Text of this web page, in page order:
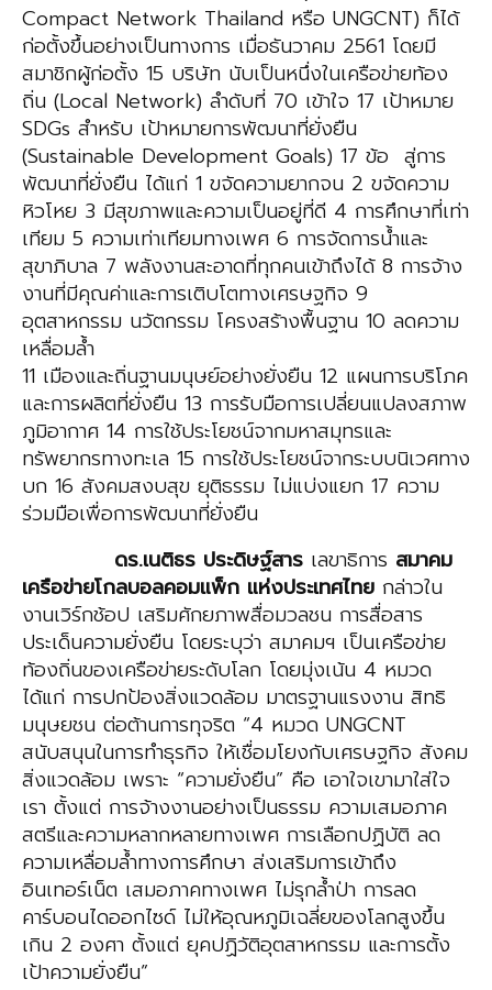
Compact Network Thailand หรือ UNGCNT) ก็ได้
ก่อตั้งขึ้นอย่างเป็นทางการ เมื่อธันวาคม 2561 โดยมี
สมาชิกผู้ก่อตั้ง 15 บริษัท นับเป็นหนึ่งในเครือข่ายท้อง
ถิ่น (Local Network) ลำดับที่ 70 เข้าใจ 17 เป้าหมาย
SDGs สำหรับ เป้าหมายการพัฒนาที่ยั่งยืน
(Sustainable Development Goals) 17 ข้อ สู่การ
พัฒนาที่ยั่งยืน ได้แก่ 1 ขจัดความยากจน 2 ขจัดความ
หิวโหย 3 มีสุขภาพและความเป็นอยู่ที่ดี 4 การศึกษาที่เท่า
เทียม 5 ความเท่าเทียมทางเพศ 6 การจัดการน้ำและ
สุขาภิบาล 7 พลังงานสะอาดที่ทุกคนเข้าถึงได้ 8 การจ้าง
งานที่มีคุณค่าและการเติบโตทางเศรษฐกิจ 9
อุตสาหกรรม นวัตกรรม โครงสร้างพื้นฐาน 10 ลดความ
เหลื่อมล้ำ
11 เมืองและถิ่นฐานมนุษย์อย่างยั่งยืน 12 แผนการบริโภค
และการผลิตที่ยั่งยืน 13 การรับมือการเปลี่ยนแปลงสภาพ
ภูมิอากาศ 14 การใช้ประโยชน์จากมหาสมุทรและ
ทรัพยากรทางทะเล 15 การใช้ประโยชน์จากระบบนิเวศทาง
บก 16 สังคมสงบสุข ยุติธรรม ไม่แบ่งแยก 17 ความ
ร่วมมือเพื่อการพัฒนาที่ยั่งยืน
ดร.เนติธร ประดิษฐ์สาร เลขาธิการ สมาคม
เครือข่ายโกลบอลคอมแพ็ก แห่งประเทศไทย กล่าวใน
งานเวิร์กช้อป เสริมศักยภาพสื่อมวลชน การสื่อสาร
ประเด็นความยั่งยืน โดยระบุว่า สมาคมฯ เป็นเครือข่าย
ท้องถิ่นของเครือข่ายระดับโลก โดยมุ่งเน้น 4 หมวด
ได้แก่ การปกป้องสิ่งแวดล้อม มาตรฐานแรงงาน สิทธิ
มนุษยชน ต่อต้านการทุจริต “4 หมวด UNGCNT
สนับสนุนในการทำธุรกิจ ให้เชื่อมโยงกับเศรษฐกิจ สังคม
สิ่งแวดล้อม เพราะ “ความยั่งยืน” คือ เอาใจเขามาใส่ใจ
เรา ตั้งแต่ การจ้างงานอย่างเป็นธรรม ความเสมอภาค
สตรีและความหลากหลายทางเพศ การเลือกปฏิบัติ ลด
ความเหลื่อมล้ำทางการศึกษา ส่งเสริมการเข้าถึง
อินเทอร์เน็ต เสมอภาคทางเพศ ไม่รุกล้ำป่า การลด
คาร์บอนไดออกไซด์ ไม่ให้อุณหภูมิเฉลี่ยของโลกสูงขึ้น
เกิน 2 องศา ตั้งแต่ ยุคปฏิวัติอุตสาหกรรม และการตั้ง
เป้าความยั่งยืน”